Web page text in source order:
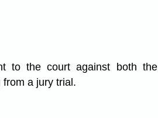
to the court against both the
a jury trial.